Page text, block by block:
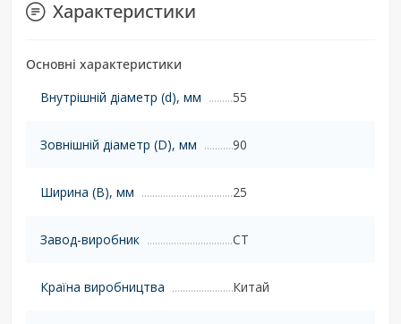
Характеристики
Основні характеристики
Внутрішній діаметр (d), мм
55
Зовнішній діаметр (D), мм 90
Ширина (B), мм 25
Завод-виробник CT
Країна виробництва Китай